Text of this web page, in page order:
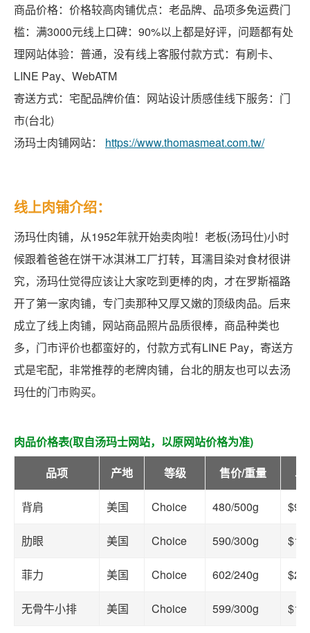
商品价格：价格较高肉铺优点：老品牌、品项多免运费门
槛：满3000元线上口碑：90%以上都是好评，问题都有处
理网站体验：普通，没有线上客服付款方式：有刷卡、
LINE Pay、WebATM
寄送方式：宅配品牌价值：网站设计质感佳线下服务：门
市(台北)
汤玛士肉铺网站： https://www.thomasmeat.com.tw/
线上肉铺介绍：
汤玛仕肉铺，从1952年就开始卖肉啦！老板(汤玛仕)小时
候跟着爸爸在饼干冰淇淋工厂打转，耳濡目染对食材很讲
究，汤玛仕觉得应该让大家吃到更棒的肉，才在罗斯福路
开了第一家肉铺，专门卖那种又厚又嫩的顶级肉品。后来
成立了线上肉铺，网站商品照片品质很棒，商品种类也
多，门市评价也都蛮好的，付款方式有LINE Pay，寄送方
式是宅配，非常推荐的老牌肉铺，台北的朋友也可以去汤
玛仕的门市购买。
肉品价格表(取自汤玛士网站，以原网站价格为准)
品项
产地 等级 售价/重量 单
背肩 美国 Choice 480/500g
肋眼 美国 Choice 590/300g
菲力 美国 Choice 602/240g
无骨牛小排 美国 Choice 599/300g